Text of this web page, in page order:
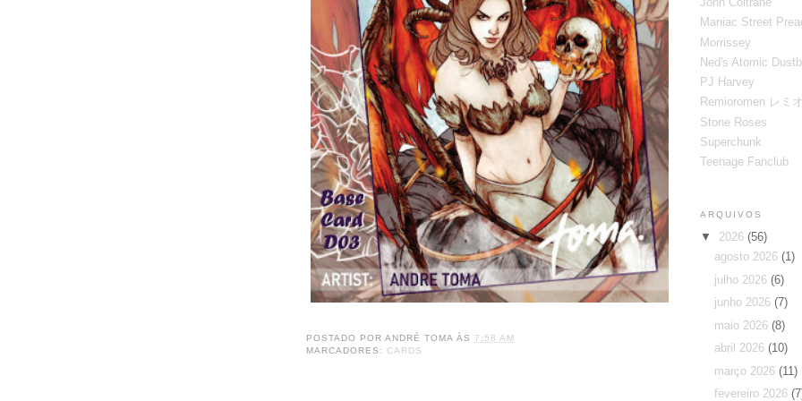
POSTADO PORANDRÉ TOMA ÀS 7:58 AM
MARCADORES: CARDS
Maniac Street
Morrissey
Ned's Atomic
PJ Harvey
Remioromen レミ
Stone Roses
Superchunk
Teenage Fanclub
ARQUIVOS
▼ 2026 (56)
agosto 2026 (1)
julho 2026 (6)
junho 2026 (7)
maio 2026 (8)
abril 2026 (10)
março 2026 (11)
fevereiro 2026